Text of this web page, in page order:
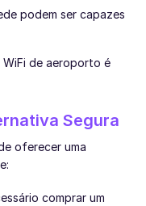
podem ser capazes
de aeroporto é
Segura
oferecer uma
comprar um